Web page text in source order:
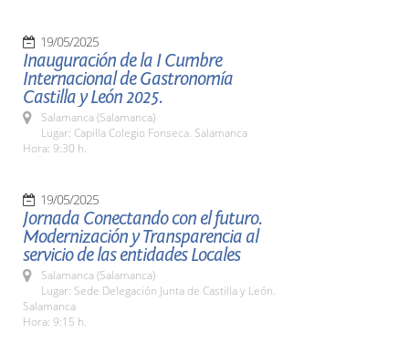
19/05/2025
Inauguración de la I Cumbre
Internacional de Gastronomía
Castilla y León 2025.
Salamanca (Salamanca)
Lugar: Capilla Colegio Fonseca. Salamanca
Hora: 9:30 h.
19/05/2025
Jornada Conectando con el futuro.
Modernización y Transparencia al
servicio de las entidades Locales
Salamanca (Salamanca)
Lugar: Sede Delegación Junta de Castilla y León.
Salamanca
Hora: 9:15 h.